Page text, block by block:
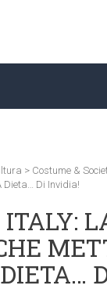
> Costume &
Dieta… Di Invidia!